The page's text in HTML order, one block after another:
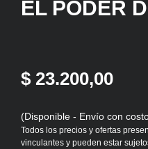
EL PODER
$ 23.200,00
(Disponible - Envío con
Todos los precios y ofertas
vinculantes y pueden estar